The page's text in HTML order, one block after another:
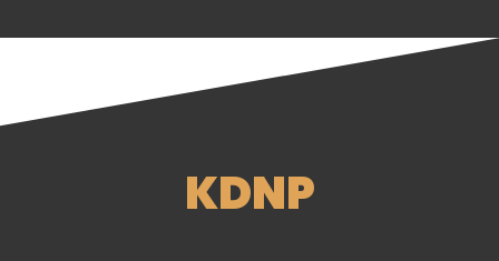
KDNP